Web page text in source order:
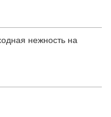
нежность на